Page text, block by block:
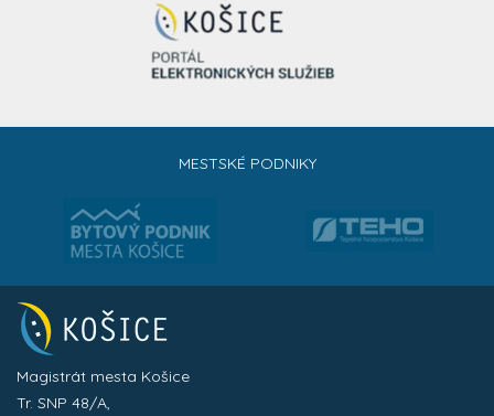
MESTSKÉ PODNIKY
Magistrát mesta Košice
Tr. SNP 48/A,